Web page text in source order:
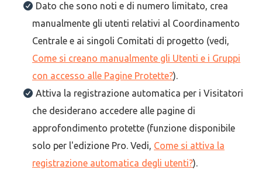
Dato che sono noti e di numero limitato, crea
manualmente gli utenti relativi al Coordinamento
Centrale e ai singoli Comitati di progetto (vedi,
Come si creano manualmente gli Utenti e i Gruppi
con accesso alle Pagine Protette?).
Attiva la registrazione automatica per i Visitatori
che desiderano accedere alle pagine di
approfondimento protette (funzione disponibile
solo per l'edizione Pro. Vedi, Come si attiva la
registrazione automatica degli utenti?).